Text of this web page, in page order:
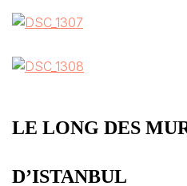
LE LONG DES
D’ISTANBUL